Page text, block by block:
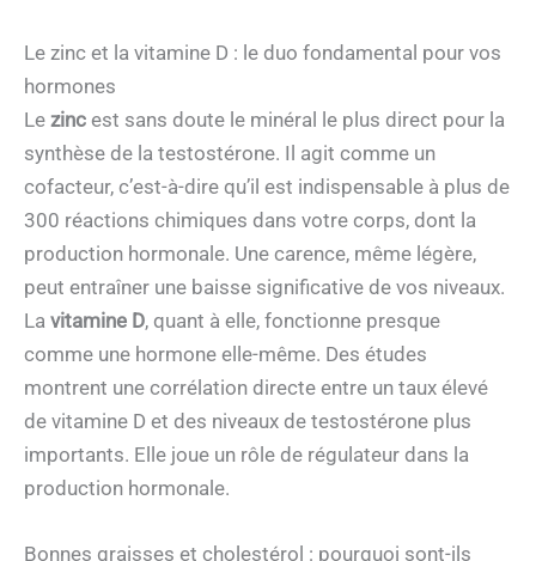
Le zinc et la vitamine D : le duo fondamental pour vos
hormones
Le zinc est sans doute le minéral le plus direct pour la
synthèse de la testostérone. Il agit comme un
cofacteur, c’est-à-dire qu’il est indispensable à plus de
300 réactions chimiques dans votre corps, dont la
production hormonale. Une carence, même légère,
peut entraîner une baisse significative de vos niveaux.
La vitamine D, quant à elle, fonctionne presque
comme une hormone elle-même. Des études
montrent une corrélation directe entre un taux élevé
de vitamine D et des niveaux de testostérone plus
importants. Elle joue un rôle de régulateur dans la
production hormonale.
Bonnes graisses et cholestérol : pourquoi sont-ils